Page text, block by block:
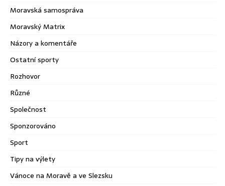
Moravská samospráva
Moravský Matrix
Názory a komentáře
Ostatní sporty
Rozhovor
Různé
Společnost
Sponzorováno
Sport
Tipy na výlety
Vánoce na Moravě a ve Slezsku